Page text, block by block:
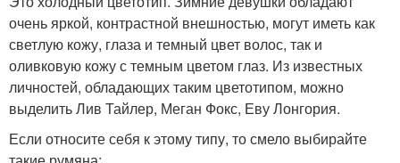
очень яркой, контрастной внешностью, могут иметь как
светлую кожу, глаза и темный цвет волос, так и
оливковую кожу с темным цветом глаз. Из известных
личностей, обладающих таким цветотипом, можно
выделить Лив Тайлер, Меган Фокс, Еву Лонгория.
Если относите себя к этому типу, то смело выбирайте